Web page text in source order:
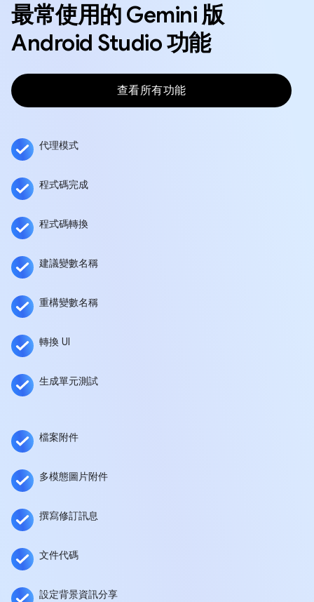
最常使用的 Gemini 版
Android Studio 功能
查看所有功能
代理模式
程式碼完成
程式碼轉換
建議變數名稱
重構變數名稱
轉換 UI
生成單元測試
檔案附件
多模態圖片附件
撰寫修訂訊息
文件代碼
設定背景資訊分享